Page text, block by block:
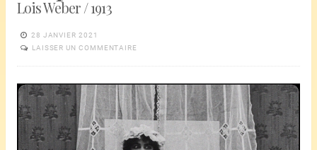
Lois Weber / 1913
28 JANVIER 2021
LAISSER UN COMMENTAIRE
Lecteur
vidéo